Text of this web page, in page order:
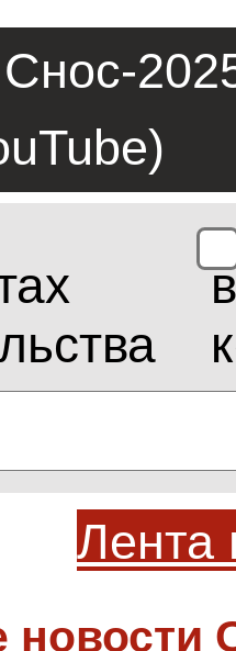
Снос-
в
Лента
новости